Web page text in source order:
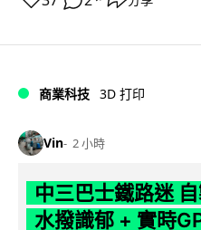
商業科技 3D 打印
Vin 2 小時
中三巴士鐵路迷
水撥識郁 + 實時